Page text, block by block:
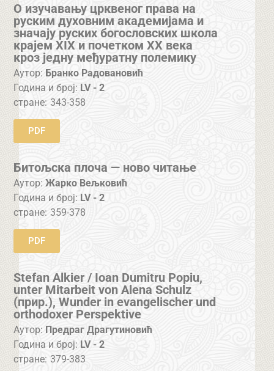
О изучавању црквеног права на
руским духовним академијама и
значају руских богословских школа
крајем XIX и почетком XX века
кроз једну међуратну полемику
Аутор: Бранко Радовановић
Година и број: LV - 2
стране: 343-358
PDF
Битољска плоча — ново читање
Аутор: Жарко Вељковић
Година и број: LV - 2
стране: 359-378
PDF
Stefan Alkier / Ioan Dumitru Popiu,
unter Mitarbeit von Alena Schulz
(прир.), Wunder in evangelischer und
orthodoxer Perspektive
Аутор: Предраг Драгутиновић
Година и број: LV - 2
стране: 379-383